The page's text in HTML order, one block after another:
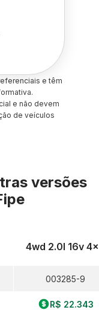
e têm
e não devem
de veículos
versões
4wd 2.0l 16v
003285-9
R$ 22.343